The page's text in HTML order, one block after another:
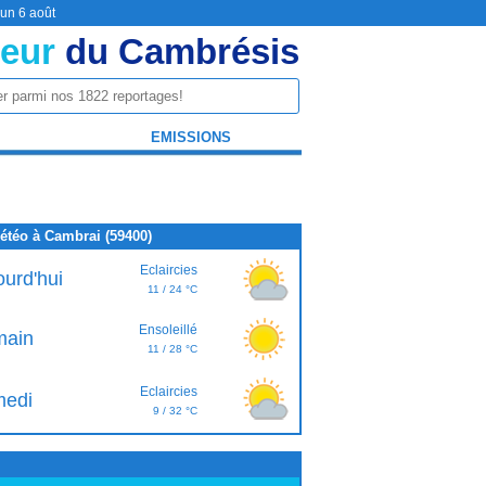
6 août
du Cambrésis
EMISSIONS
à Cambrai (59400)
Eclaircies
11 / 24 °C
Ensoleillé
11 / 28 °C
Eclaircies
9 / 32 °C